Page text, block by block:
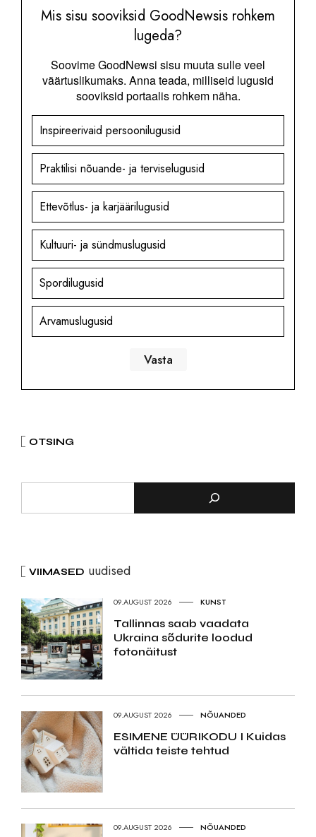
Mis sisu sooviksid GoodNewsis rohkem
lugeda?
Soovime GoodNewsi sisu muuta sulle veel
väärtuslikumaks. Anna teada, milliseid lugusid
sooviksid portaalis rohkem näha.
Inspireerivaid persoonilugusid
Praktilisi nõuande- ja terviselugusid
Ettevõtlus- ja karjäärilugusid
Kultuuri- ja sündmuslugusid
Spordilugusid
Arvamuslugusid
OTSING
VIIMASED uudised
09.AUGUST 2026 KUNST
Tallinnas saab vaadata
Ukraina sõdurite loodud
fotonäitust
09.AUGUST 2026 NÕUANDED
ESIMENE ÜÜRIKODU I Kuidas
vältida teiste tehtud
09.AUGUST 2026 NÕUANDED